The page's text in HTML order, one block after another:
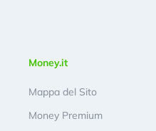
Money.it
Mappa del Sito
Money Premium